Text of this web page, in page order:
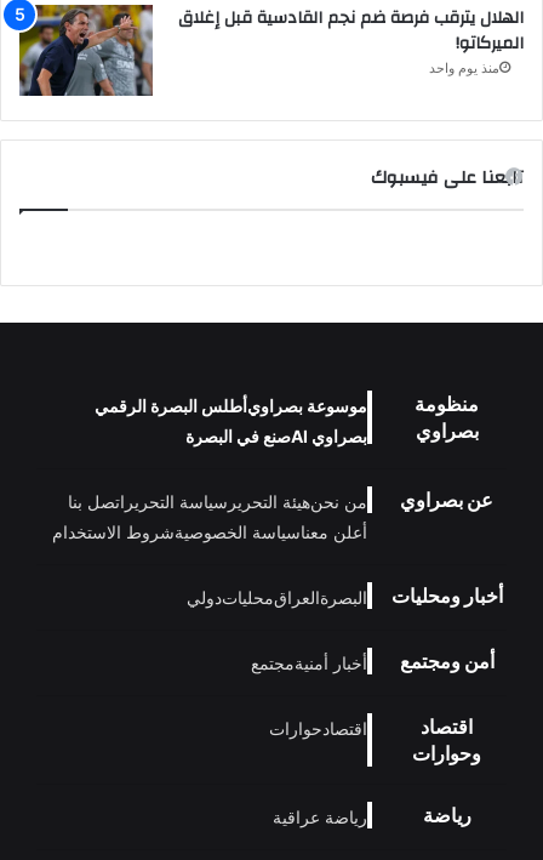
الهلال يترقب فرصة ضم نجم القادسية قبل إغلاق
الميركاتو!
منذ يوم واحد
تابعنا على فيسبوك
منظومة
بصراوي
موسوعة بصراويأطلس البصرة الرقمي
بصراوي AI
صنع في البصرة
عن بصراوي من نحنهيئة التحرير سياسة التحرير اتصل بنا
أعلن معناسياسة الخصوصيةشروط الاستخدام
أخبار ومحليات البصرةالعراقمحلياتدولي
أمن ومجتمع أخبار أمنيةمجتمع
اقتصاد
وحوارات
اقتصادحوارات
رياضة رياضة عراقية